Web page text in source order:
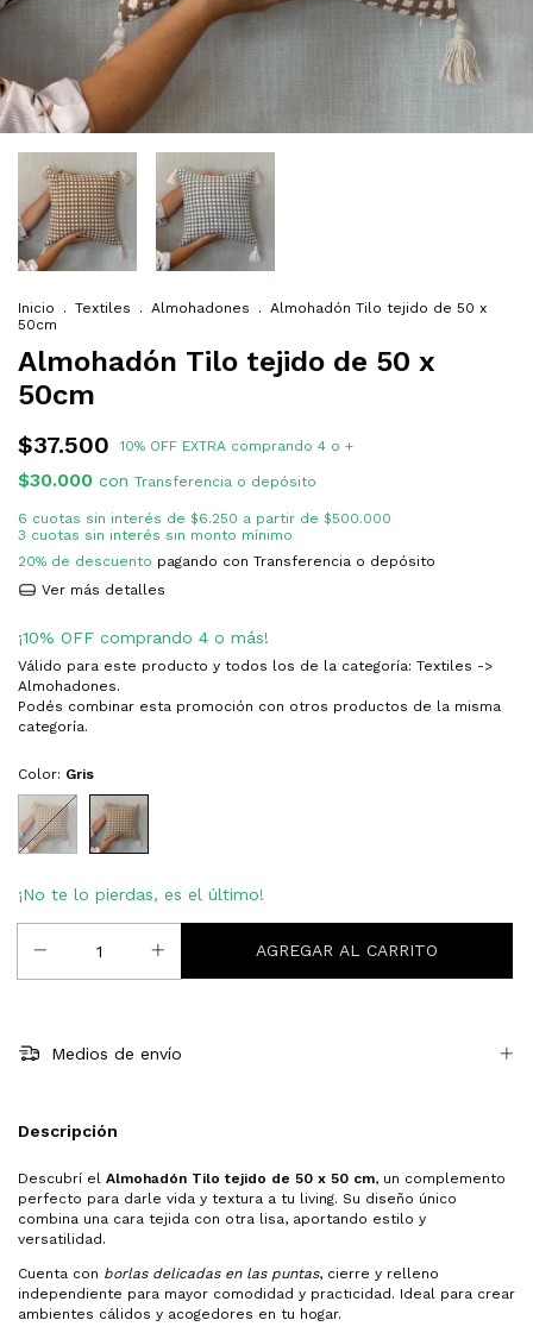
Inicio . Textiles . Almohadones . Almohadón Tilo tejido de 50 x
50cm
Almohadón Tilo tejido de 50 x
50cm
$37.500 10% OFF EXTRA comprando 4 o +
$30.000 con Transferencia o depósito
6 cuotas sin interés de $6.250
20% de descuento pagando con Transferencia o depósito
Ver más detalles
¡10% OFF comprando 4 o más!
Válido para este producto y todos los de la categoría: Textiles ->
Almohadones.
Podés combinar esta promoción con otros productos de la misma
categoría.
Color: Gris
¡No te lo pierdas, es el último!
Medios de envío
Descripción
Descubrí el Almohadón Tilo tejido de 50 x 50 cm, un complemento
perfecto para darle vida y textura a tu living. Su diseño único
combina una cara tejida con otra lisa, aportando estilo y
versatilidad.
Cuenta con borlas delicadas en las puntas, cierre y relleno
independiente para mayor comodidad y practicidad. Ideal para crear
ambientes cálidos y acogedores en tu hogar.